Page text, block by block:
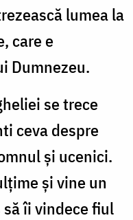
lumea la
care e
Dumnezeu.
se trece
ceva despre
și ucenici.
și vine un
îi vindece fiul